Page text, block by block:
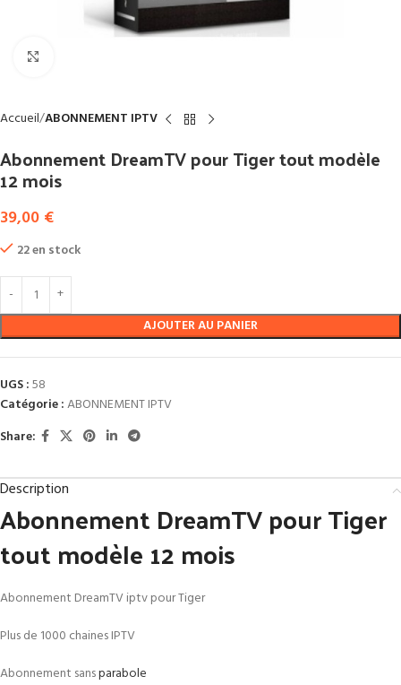
Accueil ABONNEMENT IPTV
Abonnement DreamTV pour Tiger tout modèle
12 mois
39,00 €
22 en stock
AJOUTER AU PANIER
UGS :58
Catégorie :ABONNEMENT IPTV
Share:
Description
Abonnement DreamTV pour Tiger
tout modèle 12 mois
Abonnement DreamTV iptv pour Tiger
Plus de 1000 chaines IPTV
Abonnement sansparabole